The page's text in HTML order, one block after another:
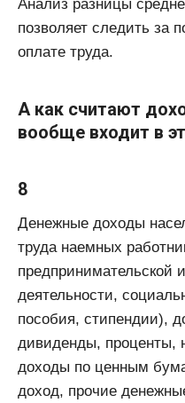
Анализ разницы
позволяет следить за
оплате труда.
А как считают
вообще входит в
8
Денежные доходы
труда наемных
предпринимательской
деятельности,
пособия, стипендии),
дивиденды, проценты,
доходы по ценным
доход, прочие